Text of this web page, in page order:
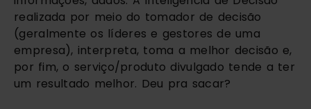
realizada por meio do tomador de decisão
(geralmente os líderes e gestores de uma
empresa), interpreta, toma a melhor decisão e,
por fim, o serviço/produto divulgado tende a ter
um resultado melhor. Deu pra sacar?